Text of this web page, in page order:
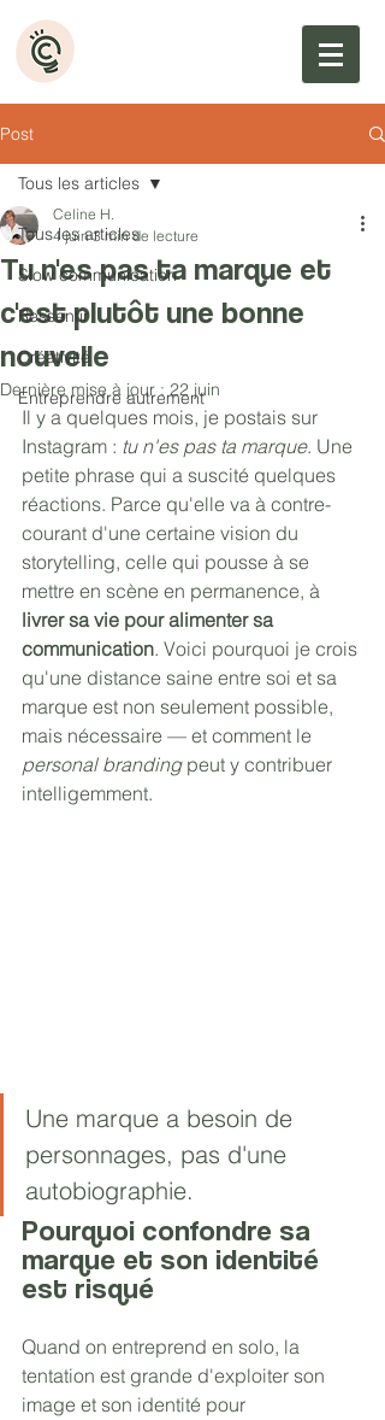
Post
Tous les articles
Slow communication
Ressentir
Créativité
Entreprendre autrement
Tous les articles
Tu n'es pas ta marque et
c'est plutôt une bonne
nouvelle
Celine H.
4 juin 3 min de lecture
Dernière mise à jour :22 juin
Il y a quelques mois, je postais sur
Instagram : tu n'es pas ta marque. Une
petite phrase qui a suscité quelques
réactions. Parce qu'elle va à contre-
courant d'une certaine vision du
storytelling, celle qui pousse à se
mettre en scène en permanence, à
livrer sa vie pour alimenter sa
communication. Voici pourquoi je crois
qu'une distance saine entre soi et sa
marque est non seulement possible,
mais nécessaire — et comment le
personal branding peut y contribuer
intelligemment.
Une marque a besoin de
personnages, pas d'une
autobiographie.
Pourquoi confondre sa
marque et son identité
est risqué
Quand on entreprend en solo, la
tentation est grande d'exploiter son
image et son identité pour